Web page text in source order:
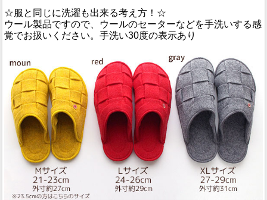
☆服と同じに洗濯も出来る考え方！☆
ウール製品ですので、ウールのセーターなどを手洗いする感
覚でお扱いください。手洗い30度の表示あり